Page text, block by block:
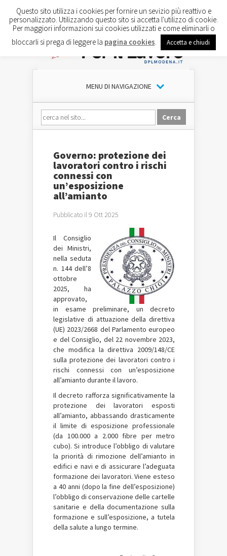
MENU DI NAVIGAZIONE
Governo: protezione dei
lavoratori contro i rischi
connessi con
un’esposizione
all’amianto
Pubblicato il 9 Ott 2025
Il Consiglio
dei Ministri,
nella seduta
n. 144 dell’8
ottobre
2025, ha
approvato,
in esame preliminare, un decreto
legislative di attuazione della direttiva
(UE) 2023/2668 del Parlamento europeo
e del Consiglio, del 22 novembre 2023,
che modifica la direttiva 2009/148/CE
sulla protezione dei lavoratori contro i
rischi connessi con un’esposizione
all’amianto durante il lavoro.
Il decreto rafforza significativamente la
protezione dei lavoratori esposti
all’amianto, abbassando drasticamente
il limite di esposizione professionale
(da 100.000 a 2.000 fibre per metro
cubo). Si introduce l’obbligo di valutare
la priorità di rimozione dell’amianto in
edifici e navi e di assicurare l’adeguata
formazione dei lavoratori. Viene esteso
a 40 anni (dopo la fine dell’esposizione)
l’obbligo di conservazione delle cartelle
sanitarie e della documentazione sulla
formazione e sull’esposizione, a tutela
della salute a lungo termine.
Questo sito utilizza i cookies per fornire un sevizio più reattivo e
personalizzato. Utilizzando questo sito si accetta l'utilizzo di cookie.
Per maggiori informazioni sui cookies utilizzati e come eliminarli o
bloccarli si prega di leggere la pagina cookies Accetta e chiudi